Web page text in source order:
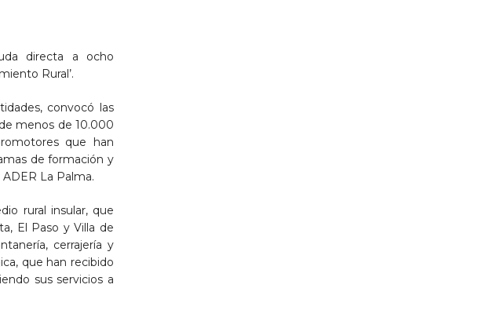
directa a ocho
Rural’.
convocó las
menos de 10.000
que han
de formación y
La Palma.
rural insular, que
El Paso y Villa de
cerrajería y
que han recibido
sus servicios a